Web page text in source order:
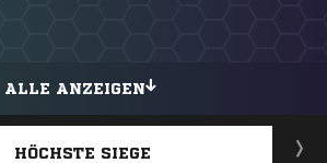
ALLE ANZEIGEN
HÖCHSTE SIEGE